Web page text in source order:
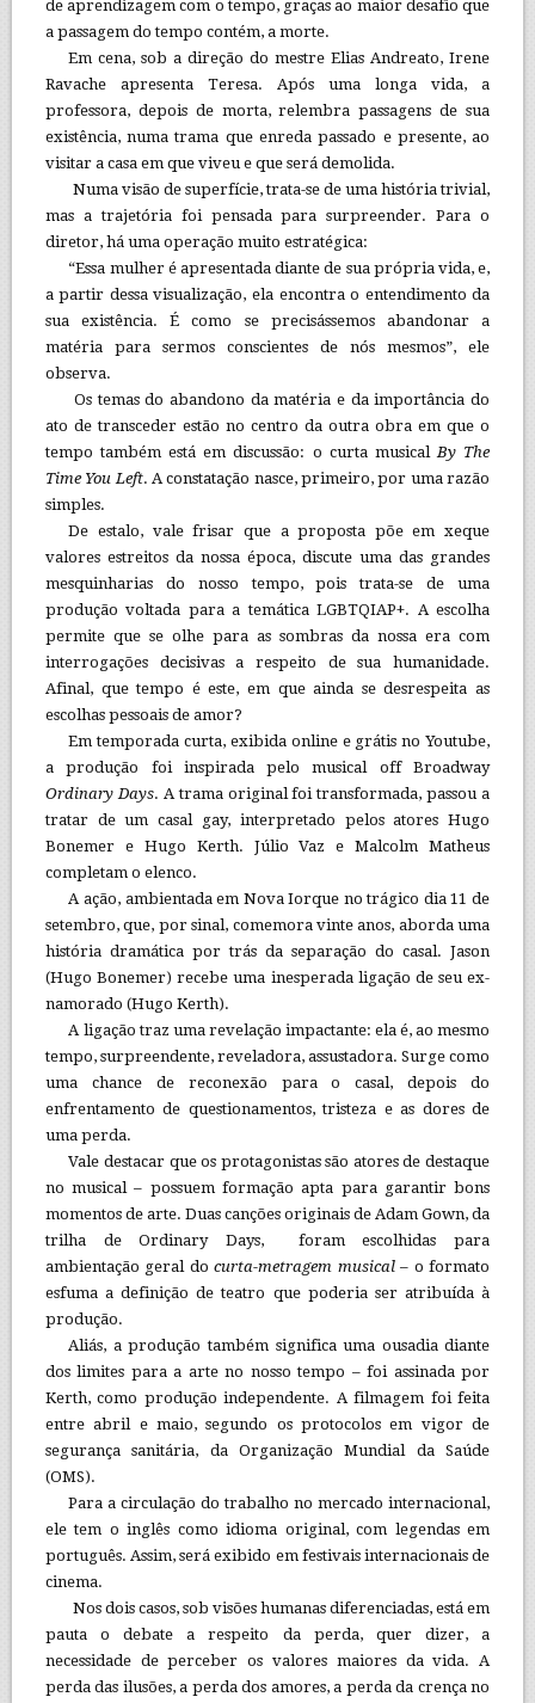
de aprendizagem com o tempo, graças ao maior desafio que
a passagem do tempo contém, a morte.
Em cena, sob a direção do mestre Elias Andreato, Irene
Ravache apresenta Teresa. Após uma longa vida, a
professora, depois de morta, relembra passagens de sua
existência, numa trama que enreda passado e presente, ao
visitar a casa em que viveu e que será demolida.
Numa visão de superfície, trata-se de uma história trivial,
mas a trajetória foi pensada para surpreender. Para o
diretor, há uma operação muito estratégica:
“Essa mulher é apresentada diante de sua própria vida, e,
a partir dessa visualização, ela encontra o entendimento da
sua existência. É como se precisássemos abandonar a
matéria para sermos conscientes de nós mesmos”, ele
observa.
Os temas do abandono da matéria e da importância do
ato de transceder estão no centro da outra obra em que o
tempo também está em discussão: o curta musicalBy The
Time You Left. A constatação nasce, primeiro, por uma razão
simples.
De estalo, vale frisar que a proposta põe em xeque
valores estreitos da nossa época, discute uma das grandes
mesquinharias do nosso tempo, pois trata-se de uma
produção voltada para a temática LGBTQIAP+. A escolha
permite que se olhe para as sombras da nossa era com
interrogações decisivas a respeito de sua humanidade.
Afinal, que tempo é este, em que ainda se desrespeita as
escolhas pessoais de amor?
Em temporada curta, exibida online e grátis no Youtube,
a produção foi inspirada pelo musical off Broadway
Ordinary Days. A trama original foi transformada, passou a
tratar de um casal gay, interpretado pelos atores Hugo
Bonemer e Hugo Kerth. Júlio Vaz e Malcolm Matheus
completam o elenco.
A ação, ambientada em Nova Iorque no trágico dia 11 de
setembro, que, por sinal, comemora vinte anos, aborda uma
história dramática por trás da separação do casal. Jason
(Hugo Bonemer) recebe uma inesperada ligação de seu ex-
namorado (Hugo Kerth).
A ligação traz uma revelação impactante: ela é, ao mesmo
tempo, surpreendente, reveladora, assustadora. Surge como
uma chance de reconexão para o casal, depois do
enfrentamento de questionamentos, tristeza e as dores de
uma perda.
Vale destacar que os protagonistas são atores de destaque
no musical – possuem formação apta para garantir bons
momentos de arte. Duas canções originais de Adam Gown, da
trilha de Ordinary Days, foram escolhidas para
ambientação geral docurta-metragem musical– o formato
esfuma a definição de teatro que poderia ser atribuída à
produção.
Aliás, a produção também significa uma ousadia diante
dos limites para a arte no nosso tempo – foi assinada por
Kerth, como produção independente. A filmagem foi feita
entre abril e maio, segundo os protocolos em vigor de
segurança sanitária, da Organização Mundial da Saúde
(OMS).
Para a circulação do trabalho no mercado internacional,
ele tem o inglês como idioma original, com legendas em
português. Assim, será exibido em festivais internacionais de
cinema.
Nos dois casos, sob visões humanas diferenciadas, está em
pauta o debate a respeito da perda, quer dizer, a
necessidade de perceber os valores maiores da vida. A
perda das ilusões, a perda dos amores, a perda da crença no